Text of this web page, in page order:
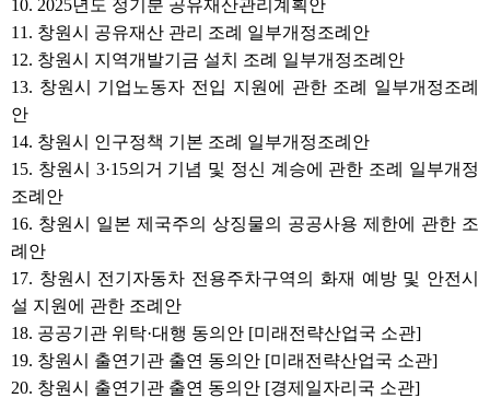
10. 2025년도 정기분 공유재산관리계획안
11. 창원시 공유재산 관리 조례 일부개정조례안
12. 창원시 지역개발기금 설치 조례 일부개정조례안
13. 창원시 기업노동자 전입 지원에 관한 조례 일부개정조례
안
14. 창원시 인구정책 기본 조례 일부개정조례안
15. 창원시 3·15의거 기념 및 정신 계승에 관한 조례 일부개정
조례안
16. 창원시 일본 제국주의 상징물의 공공사용 제한에 관한 조
례안
17. 창원시 전기자동차 전용주차구역의 화재 예방 및 안전시
설 지원에 관한 조례안
18. 공공기관 위탁·대행 동의안 [미래전략산업국 소관]
19. 창원시 출연기관 출연 동의안 [미래전략산업국 소관]
20. 창원시 출연기관 출연 동의안 [경제일자리국 소관]